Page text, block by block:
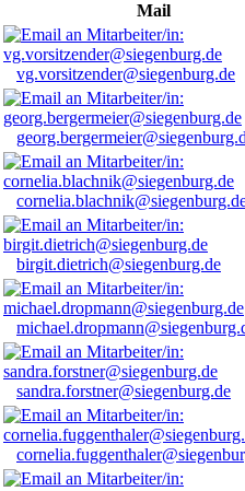
Mail
vg.vorsitzender@siegenburg.de
birgit.dietrich@siegenburg.de
sandra.forstner@siegenburg.de